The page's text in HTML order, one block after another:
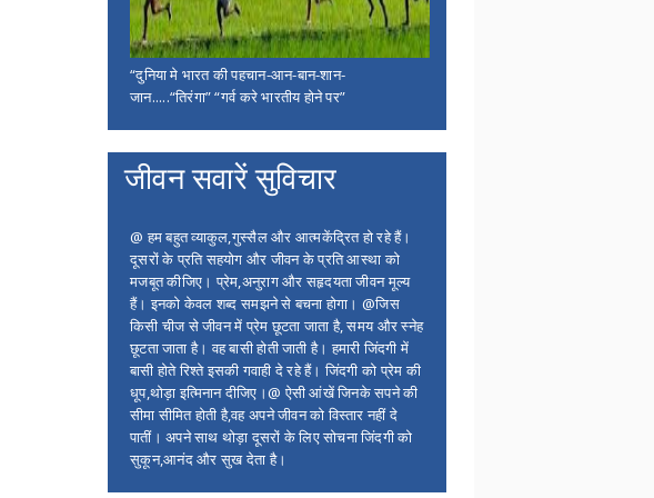
“दुनिया मे भारत की पहचान-आन-बान-शान-
जान.....“तिरंगा” “गर्व करे भारतीय होने पर”
जीवन सवारें सुविचार
@ हम बहुत व्याकुल,गुस्सैल और आत्मकेंद्रित हो रहे हैं।
दूसरों के प्रति सहयोग और जीवन के प्रति आस्था को
मजबूत कीजिए। प्रेम,अनुराग और सहृदयता जीवन मूल्य
हैं। इनको केवल शब्द समझने से बचना होगा। @जिस
किसी चीज से जीवन में प्रेम छूटता जाता है, समय और स्नेह
छूटता जाता है। वह बासी होती जाती है। हमारी जिंदगी में
बासी होते रिश्ते इसकी गवाही दे रहे हैं। जिंदगी को प्रेम की
धूप,थोड़ा इत्मिनान दीजिए।@ ऐसी आंखें जिनके सपने की
सीमा सीमित होती है,वह अपने जीवन को विस्तार नहीं दे
पातीं। अपने साथ थोड़ा दूसरों के लिए सोचना जिंदगी को
सुकून,आनंद और सुख देता है।